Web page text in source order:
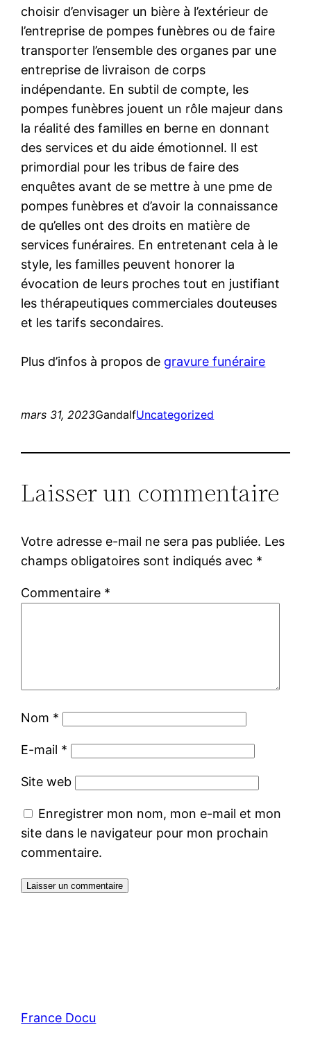
choisir d’envisager un bière à l’extérieur de
l’entreprise de pompes funèbres ou de faire
transporter l’ensemble des organes par une
entreprise de livraison de corps
indépendante. En subtil de compte, les
pompes funèbres jouent un rôle majeur dans
la réalité des familles en berne en donnant
des services et du aide émotionnel. Il est
primordial pour les tribus de faire des
enquêtes avant de se mettre à une pme de
pompes funèbres et d’avoir la connaissance
de qu’elles ont des droits en matière de
services funéraires. En entretenant cela à le
style, les familles peuvent honorer la
évocation de leurs proches tout en justifiant
les thérapeutiques commerciales douteuses
et les tarifs secondaires.
Plus d’infos à propos de gravure funéraire
mars 31, 2023GandalfUncategorized
Laisser un commentaire
Votre adresse e-mail ne sera pas publiée. Les
champs obligatoires sont indiqués avec *
Commentaire *
Nom *
E-mail *
Site web
Enregistrer mon nom, mon e-mail et mon
site dans le navigateur pour mon prochain
commentaire.
France Docu